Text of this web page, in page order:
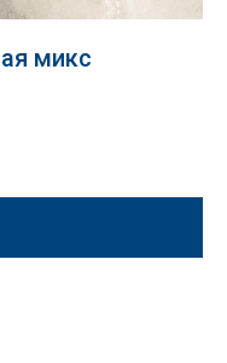
микс